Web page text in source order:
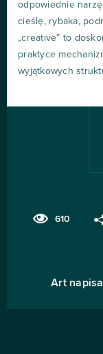
odpowiednie
cieślę, rybaka,
„creative” to
praktyce
wyjątkowych
610
Art